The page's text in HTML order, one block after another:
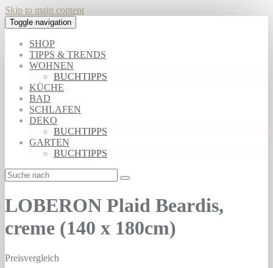
Skip to main content
Toggle navigation
SHOP
TIPPS & TRENDS
WOHNEN
BUCHTIPPS
KÜCHE
BAD
SCHLAFEN
DEKO
BUCHTIPPS
GARTEN
BUCHTIPPS
LOBERON Plaid Beardis,
creme (140 x 180cm)
Preisvergleich